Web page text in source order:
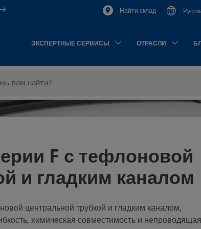
Найти склад
ЭКСПЕРТНЫЕ СЕРВИСЫ ОТРАСЛИ
F с тефлоновой
и гладким каналом
центральной трубкой и гладким каналом,
химическая совместимость и непроводящая